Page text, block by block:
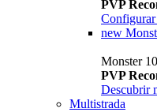
PVP
Configurar
new
Monster
PVP
Descubrir
Multistrada